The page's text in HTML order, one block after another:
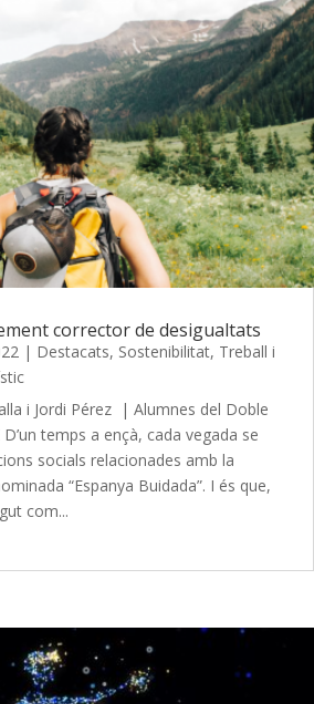
corrector de desigualtats
| Destacats, Sostenibilitat, Treball i
i Jordi Pérez | Alumnes del Doble
temps a ençà, cada vegada se
socials relacionades amb la
“Espanya Buidada”. I és que,
com...